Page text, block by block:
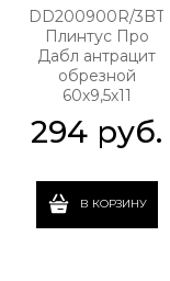
DD200900R/3BT
Плинтус Про
Дабл антрацит
обрезной
60х9,5х11
294 руб.
В КОРЗИНУ